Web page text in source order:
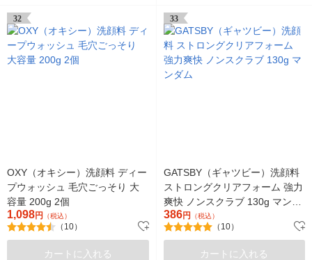
32
OXY（オキシー）洗顔料 ディー
プウォッシュ 毛穴ごっそり 大
容量 200g 2個
1,098円 （税込）
（10）
カートに入れる
33
GATSBY（ギャツビー）洗顔料
ストロングクリアフォーム 強力
爽快 ノンスクラブ 130g マンダ
ム
386円 （税込）
（10）
カートに入れる